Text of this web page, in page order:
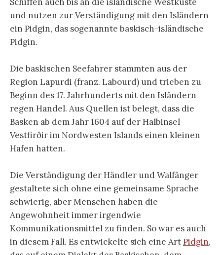
und nutzen zur Verständigung mit den Isländern
ein Pidgin, das sogenannte baskisch-isländische
Pidgin.
Die baskischen Seefahrer stammten aus der
Region Lapurdi (franz. Labourd) und trieben zu
Beginn des 17. Jahrhunderts mit den Isländern
regen Handel. Aus Quellen ist belegt, dass die
Basken ab dem Jahr 1604 auf der Halbinsel
Vestfirðir im Nordwesten Islands einen kleinen
Hafen hatten.
Die Verständigung der Händler und Walfänger
gestaltete sich ohne eine gemeinsame Sprache
schwierig, aber Menschen haben die
Angewohnheit immer irgendwie
Kommunikationsmittel zu finden. So war es auch
in diesem Fall. Es entwickelte sich eine ArtPidgin,